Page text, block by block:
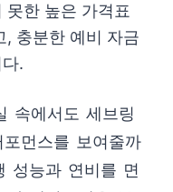
못한 높은 가격표
, 충분한 예비 자금
.
속에서도 세브링
먼스를 보여줄까
성능과 연비를 면